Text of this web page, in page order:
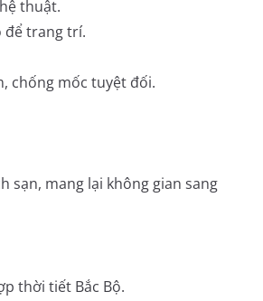
thuật.
để trang trí.
chống mốc tuyệt đối.
sạn, mang lại không gian sang
thời tiết Bắc Bộ.